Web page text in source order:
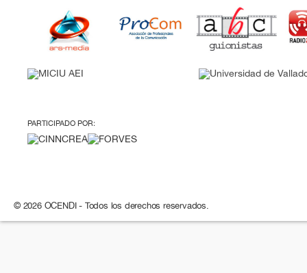
PARTICIPADO POR:
© 2026 OCENDI - Todos los derechos reservados.